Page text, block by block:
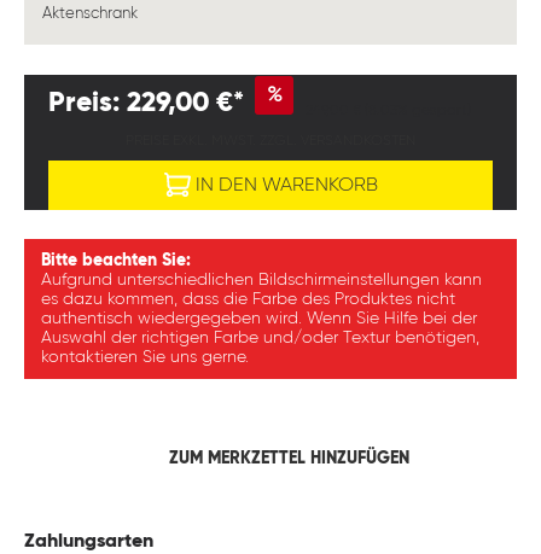
Aktenschrank
Preis: 229,00 €* %
IN DEN WARENKORB
Bitte beachten Sie:
Aufgrund unterschiedlichen Bildschirmeinstellungen kann
es dazu kommen, dass die Farbe des Produktes nicht
authentisch wiedergegeben wird. Wenn Sie Hilfe bei der
Auswahl der richtigen Farbe und/oder Textur benötigen,
kontaktieren Sie uns gerne.
ZUM MERKZETTEL HINZUFÜGEN
Zahlungsarten